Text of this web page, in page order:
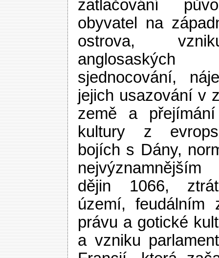
zatlačování
obyvatel na
ostrova,
sjednocování,
jejich usazování v
země a
kultury z
bojích s Dány,
dějin 1066,
území, feudálním
právu a gotické
a vzniku